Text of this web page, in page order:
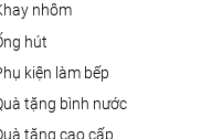
khay nhôm
ống hút
phụ kiện làm bếp
quà tặng bình nước
quà tặng cao cấp